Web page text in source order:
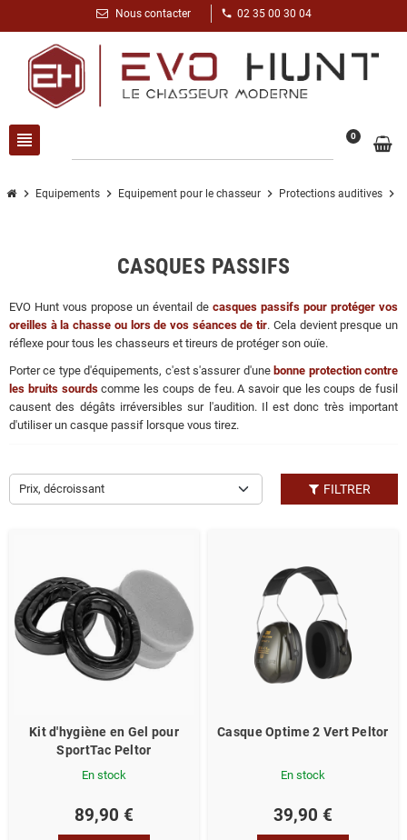
Nous contacter phone 02 35 00 30 04
view_headline 0
chevron_right Equipements chevron_right Equipement pour le chasseur chevron_right Protections auditives chevron_right
CASQUES PASSIFS
EVO Hunt vous propose un éventail de casques passifs pour protéger vos
oreilles à la chasse ou lors de vos séances de tir. Cela devient presque un
réflexe pour tous les chasseurs et tireurs de protéger son ouïe.
Porter ce type d'équipements, c'est s'assurer d'une bonne protection contre
les bruits sourdscomme les coups de feu. A savoir que les coups de fusil
causent des dégâts irréversibles sur l'audition. Il est donc très important
d'utiliser un casque passif lorsque vous tirez.
Prix, décroissant FILTRER
Kit d'hygiène en Gel pour
SportTac Peltor
En stock
89,90 €
Casque Optime 2 Vert Peltor
En stock
39,90 €